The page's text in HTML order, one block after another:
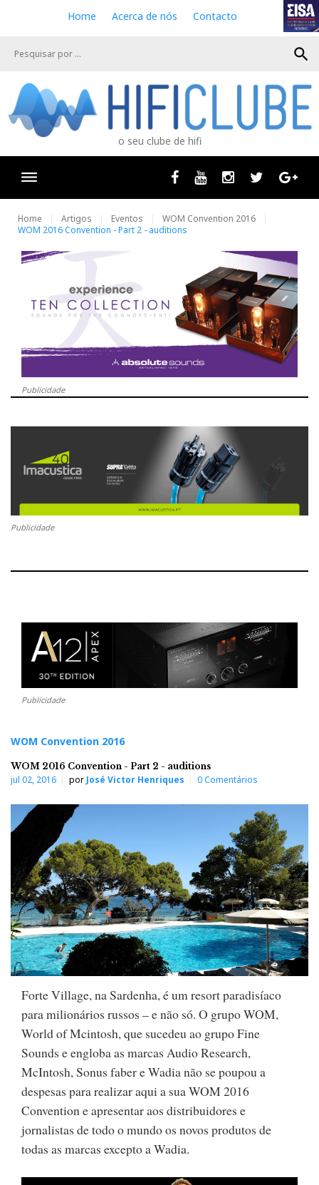
e
Home Acerca de nós Contacto
search
o seu clube de hifi
Facebook
Youtube InstagramTwitter
Home Artigos Eventos
WOM Convention 2016
WOM 2016 Convention - Part 2 - auditions
Publicidade
Publicidade
Publicidade
WOM Convention 2016
WOM 2016 Convention - Part 2 - auditions
jul 02, 2016 por José Victor Henriques 0 Comentários
Forte Village, na Sardenha, é um resort paradisíaco
para milionários russos – e não só. O grupo WOM,
World of Mcintosh, que sucedeu ao grupo Fine
Sounds e engloba as marcas Audio Research,
McIntosh, Sonus faber e Wadia não se poupou a
despesas para realizar aqui a sua WOM 2016
Convention e apresentar aos distribuidores e
jornalistas de todo o mundo os novos produtos de
todas as marcas excepto a Wadia.